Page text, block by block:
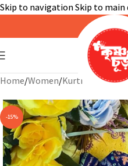
Skip to navigationSkip to
Home/Women/Kurti
-15%